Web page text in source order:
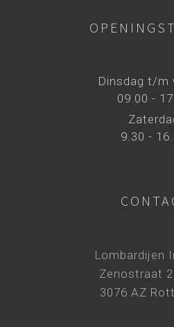
Dinsdag t/m
09.00 -
9.30 -
Lombardijen
Zenostraat
3076 AZ